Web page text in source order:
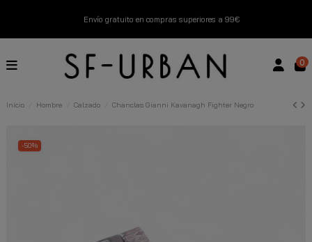
Envío gratuito en compras superiores a 99€
Nuevos productos disponibles esta semana
0
Inicio Hombre Calzado Chanclas Gianni Kavanagh Fighter Negro
-50%